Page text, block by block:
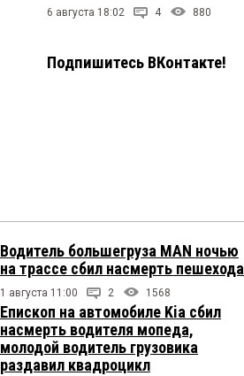
6 августа 18:02 4 880
Подпишитесь ВКонтакте!
Водитель большегруза MAN ночью
на трассе сбил насмерть пешехода
1 августа 11:00 2 1568
Епископ на автомобиле Kia сбил
насмерть водителя мопеда,
молодой водитель грузовика
раздавил квадроцикл